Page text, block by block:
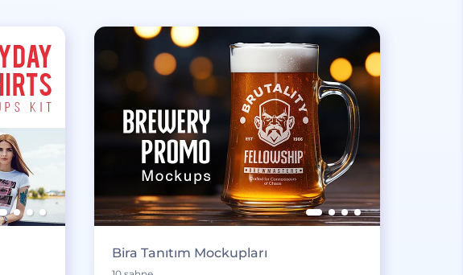
Bira Tanıtım Mockupları